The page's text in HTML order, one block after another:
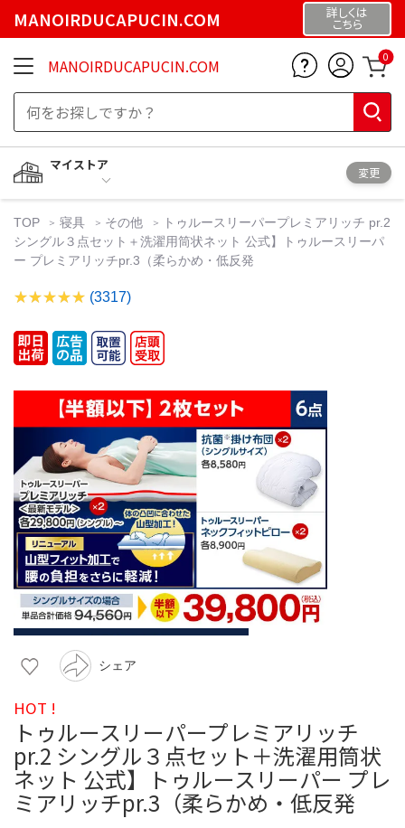
MANOIRDUCAPUCIN.COM 詳しくは
こちら
MANOIRDUCAPUCIN.COM 0
マイストア
変更
TOP 寝具 その他
トゥルースリーパープレミアリッチ pr.2
シングル３点セット＋洗濯用筒状ネット 公式】トゥルースリーパ
ー プレミアリッチpr.3（柔らかめ・低反発
(3317)
シェア
HOT !
トゥルースリーパープレミアリッチ
pr.2 シングル３点セット＋洗濯用筒状
ネット 公式】トゥルースリーパー プレ
ミアリッチpr.3（柔らかめ・低反発